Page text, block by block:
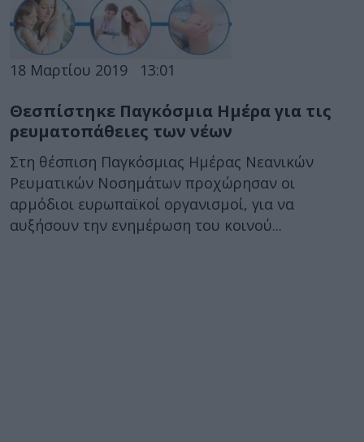
18 Μαρτίου 2019 13:01
Θεσπίστηκε Παγκόσμια Ημέρα για τις
ρευματοπάθειες των νέων
Στη θέσπιση Παγκόσμιας Ημέρας Νεανικών
Ρευματικών Νοσημάτων προχώρησαν οι
αρμόδιοι ευρωπαϊκοί οργανισμοί, για να
αυξήσουν την ενημέρωση του κοινού...